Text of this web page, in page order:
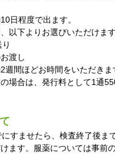
日程度で出ます。
以下よりお選びいただけま
渡し
間ほどお時間をいただきま
場合は、発行料として1通
すませたら、検査終了後ま
ます。服薬については事前